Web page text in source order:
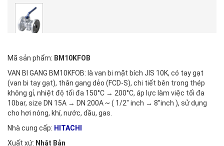
Mã sản phẩm: BM10KFOB
VAN BI GANG BM10KFOB: là van bi mặt bích JIS 10K, có tay gạt
(van bi tay gạt), thân gang dẻo (FCD-S), chi tiết bên trong thép
không gỉ, nhiệt độ tối đa 150°C → 200°C, áp lực làm việc tối đa
10bar, size DN 15A → DN 200A ~ ( 1/2" inch → 8”inch ), sử dụng
cho hơi nóng, khí, nước, dầu, gas.
Nhà cung cấp: HITACHI
Xuất xứ: Nhật Bản